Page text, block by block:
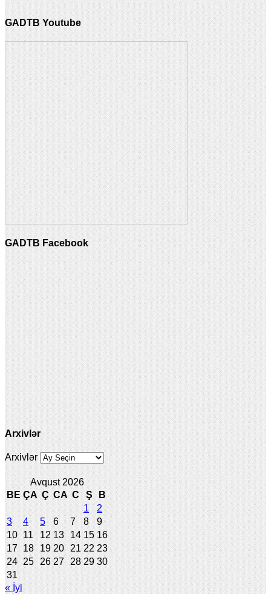
GADTB Youtube
GADTB Facebook
Arxivlər
Arxivlər
Avqust 2026
BE ÇA Ç CA C Ş
B
1
2
3
4 5 6 7 8
9
10 11 12 13 14 15 16
17 18 19 20 21 22 23
24 25 26 27 28 29 30
31
« İyl